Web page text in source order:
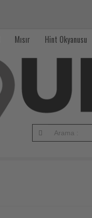
Mısır Hint Okyanusu